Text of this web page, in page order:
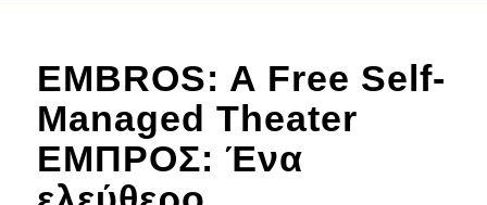
EMBROS: A Free Self-
Managed Theater
ΕΜΠΡΟΣ: Ένα